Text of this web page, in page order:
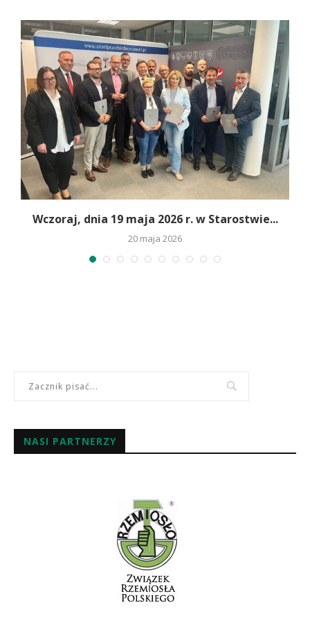
Wczoraj, dnia 19 maja 2026 r. w Starostwie...
20 maja 2026
NASI PARTNERZY